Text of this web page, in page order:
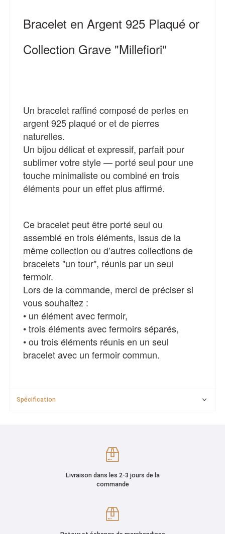
Bracelet en Argent 925 Plaqué or
Collection Grave "Millefiori"
Un bracelet raffiné composé de perles en
argent 925 plaqué or et de pierres
naturelles.
Un bijou délicat et expressif, parfait pour
sublimer votre style — porté seul pour une
touche minimaliste ou combiné en trois
éléments pour un effet plus affirmé.
Ce bracelet peut être porté seul ou
assemblé en trois éléments, issus de la
même collection ou d’autres collections de
bracelets "un tour", réunis par un seul
fermoir.
Lors de la commande, merci de préciser si
vous souhaitez :
• un élément avec fermoir,
• trois éléments avec fermoirs séparés,
• ou trois éléments réunis en un seul
bracelet avec un fermoir commun.
Spécification
Livraison dans les 2-3 jours de la
commande